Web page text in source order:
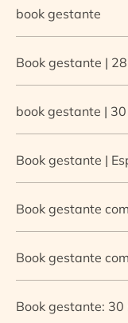
book gestante
Book gestante |
book gestante |
Book gestante |
Book gestante
Book gestante
Book gestante: 30